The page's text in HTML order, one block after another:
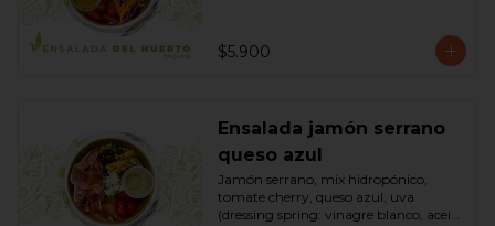
dressing: vinagreta, mostaza (vinagre
blanco, mostaza, azúcar). Bowl.
$5.900
Ensalada jamón serrano
queso azul
Jamón serrano, mix hidropónico,
tomate cherry, queso azul, uva
(dressing spring: vinagre blanco, aceite